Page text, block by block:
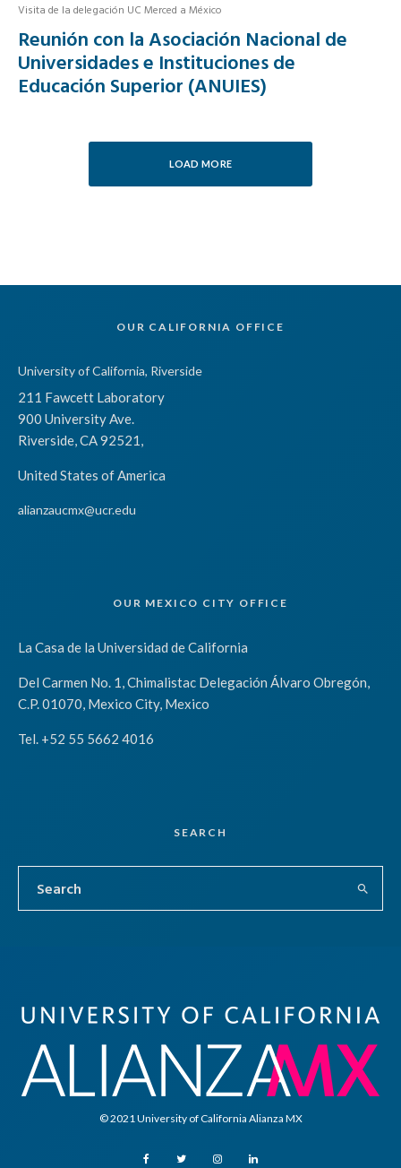
Visita de la delegación UC Merced a México
Reunión con la Asociación Nacional de
Universidades e Instituciones de
Educación Superior (ANUIES)
LOAD MORE
OUR CALIFORNIA OFFICE
University of California, Riverside
211 Fawcett Laboratory
900 University Ave.
Riverside, CA 92521,
United States of America
alianzaucmx@ucr.edu
OUR MEXICO CITY OFFICE
La Casa de la Universidad de California
Del Carmen No. 1, Chimalistac Delegación Álvaro Obregón,
C.P. 01070, Mexico City, Mexico
Tel. +52 55 5662 4016
SEARCH
© 2021 University of California Alianza MX